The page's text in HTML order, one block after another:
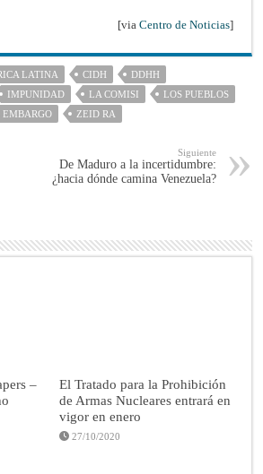
[via Centro de Noticias]
LATINA CIDH
DDHH
IMPUNIDAD LA COMISI
LOS PUEBLOS
EMBARGO ZEID RA
Siguiente
De Maduro a la incertidumbre:
¿hacia dónde camina Venezuela?
–
El Tratado para la Prohibición
de Armas Nucleares entrará en
vigor en enero
27/10/2020